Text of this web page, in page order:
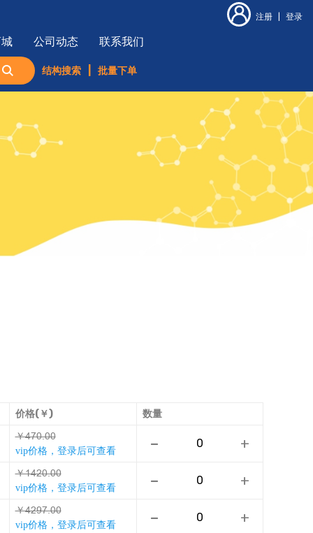
注册 登录
公司动态 联系我们
结构搜索 批量下单
价格(￥) 数量
￥ǤǊŗȃŗŗ
vip价格，登录后可查看
- +
￥ŹǤůŗȃŗŗ
vip价格，登录后可查看
- +
￥ǤůȎǊȃŗŗ
vip价格，登录后可查看
- +